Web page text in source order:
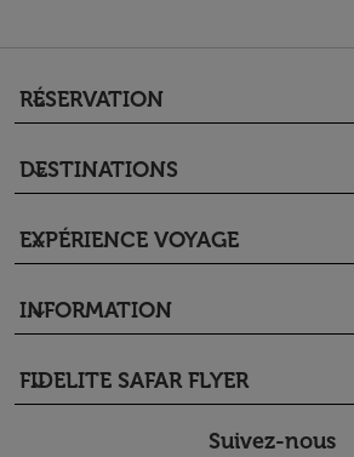
RÉSERVATION
keyboard_arrow_down
DESTINATIONS
keyboard_arrow_down
EXPÉRIENCE VOYAGE
keyboard_arrow_down
INFORMATION
keyboard_arrow_down
FIDELITE SAFAR FLYER
keyboard_arrow_down
Suivez-nous